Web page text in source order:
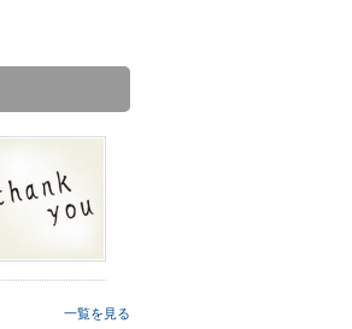
一覧を見る